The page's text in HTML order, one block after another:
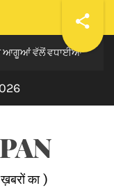
ਵੱਲੋਂ ਵਧਾਈਆਂ 10
का )